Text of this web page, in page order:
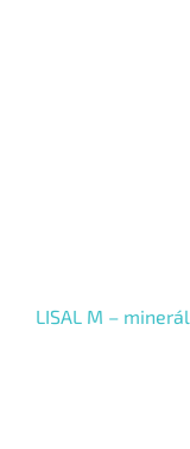
LISAL M –